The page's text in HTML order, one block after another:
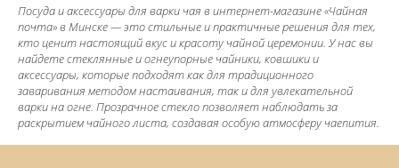
Посуда и аксессуары для варки чая в интернет-магазине «Чайная
почта» в Минске — это стильные и практичные решения для тех,
кто ценит настоящий вкус и красоту чайной церемонии. У нас вы
найдете стеклянные и огнеупорные чайники, ковшики и
аксессуары, которые подходят как для традиционного
заваривания методом настаивания, так и для увлекательной
варки на огне. Прозрачное стекло позволяет наблюдать за
раскрытием чайного листа, создавая особую атмосферу чаепития.